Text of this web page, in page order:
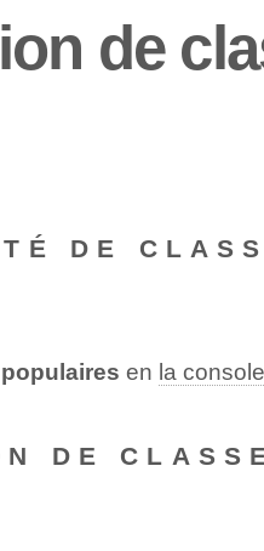
de
DE
en la
DE